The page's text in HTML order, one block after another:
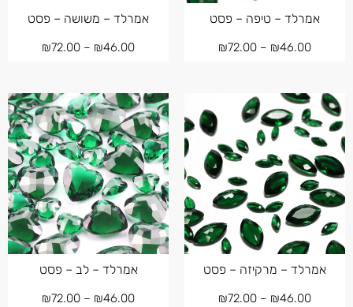
אמרלד – טיפה – פסט
₪46.00
–
₪72.00
אמרלד – משושה – פסט
₪46.00
–
₪72.00
אמרלד – מרקיזה – פסט
₪46.00
–
₪72.00
אמרלד – לב – פסט
₪46.00
–
₪72.00